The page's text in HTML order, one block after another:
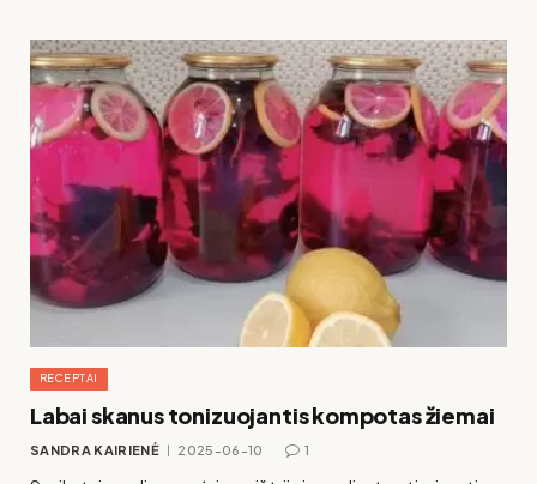
RECEPTAI
Labai skanus tonizuojantis kompotas žiemai
SANDRA KAIRIENĖ 2025-06-10 1